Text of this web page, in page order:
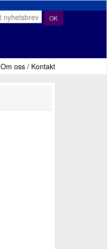
OK
Om oss / Kontakt